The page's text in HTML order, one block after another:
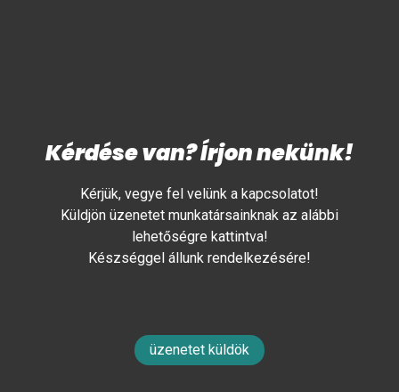
Kérdése van? Írjon nekünk!
Kérjük, vegye fel velünk a kapcsolatot!
Küldjön üzenetet munkatársainknak az alábbi
lehetőségre kattintva!
Készséggel állunk rendelkezésére!
üzenetet küldök